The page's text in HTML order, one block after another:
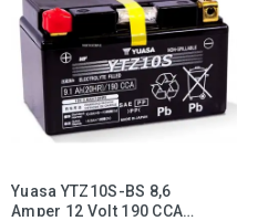
Yuasa YTZ10S-BS 8,6
Amper 12 Volt 190 CCA